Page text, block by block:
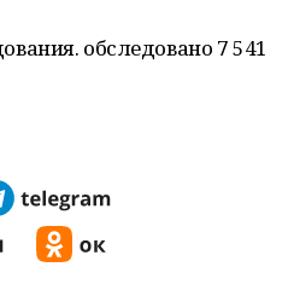
обследовано 7 541